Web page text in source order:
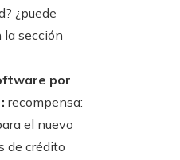
¿puede
la sección
por
recompensa:
el nuevo
de crédito